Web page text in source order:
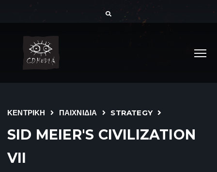
ΚΕΝΤΡΙΚΗ ΠΑΙΧΝΙΔΙΑ STRATEGY
SID MEIER'S CIVILIZATION
VII